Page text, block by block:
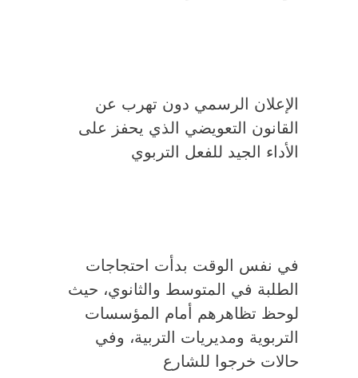
الإعلان الرسمي دون تهرب عن
القانون التعويضي الذي يحفز على
الأداء الجيد للفعل التربوي
في نفس الوقت بدأت احتجاجات
الطلبة في المتوسط والثانوي، حيث
لوحظ تظاهرهم أمام المؤسسات
التربوية ومديريات التربية، وفي
حالات خرجوا للشارع